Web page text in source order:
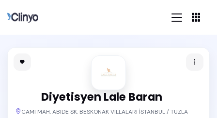
Diyetisyen Lale Baran
CAMI MAH. ABIDE SK. BESKONAK VILLALARI İSTANBUL / TUZLA